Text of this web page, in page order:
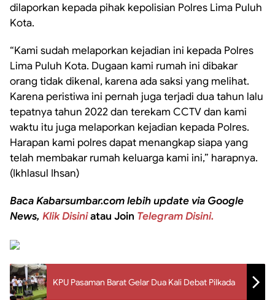
dilaporkan kepada pihak kepolisian Polres Lima Puluh
Kota.
“Kami sudah melaporkan kejadian ini kepada Polres
Lima Puluh Kota. Dugaan kami rumah ini dibakar
orang tidak dikenal, karena ada saksi yang melihat.
Karena peristiwa ini pernah juga terjadi dua tahun lalu
tepatnya tahun 2022 dan terekam CCTV dan kami
waktu itu juga melaporkan kejadian kepada Polres.
Harapan kami polres dapat menangkap siapa yang
telah membakar rumah keluarga kami ini,” harapnya.
(Ikhlasul Ihsan)
Baca Kabarsumbar.com lebih update via Google
News, Klik Disiniatau Join Telegram Disini.
KPU Pasaman Barat Gelar Dua Kali Debat Pilkada